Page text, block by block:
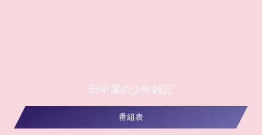
田中屋の少年雑記
番組表